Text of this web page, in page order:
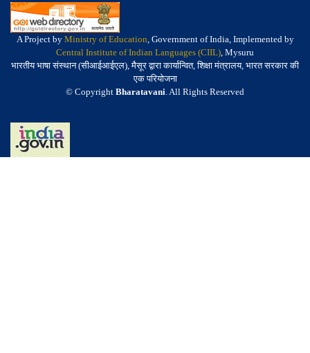
A Project by Ministry of Education, Government of India, Implemented by
Central Institute of Indian Languages (CIIL), Mysuru
भारतीय भाषा संस्थान (सीआईआईएल), मैसूर द्वारा कार्यान्वित, शिक्षा मंत्रालय, भारत सरकार की
एक परियोजना
© Copyright Bharatavani. All Rights Reserved